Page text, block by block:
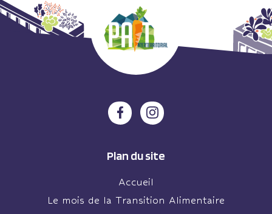
Plan du site
Accueil
Le mois de la Transition Alimentaire